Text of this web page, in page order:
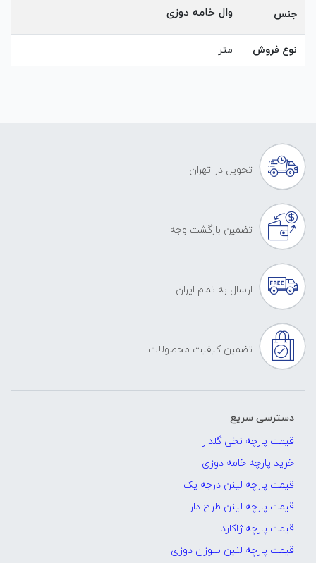
جنس وال خامه دوزی
نوع فروش متر
تحویل در تهران
تضمین بازگشت وجه
ارسال به تمام ایران
تضمین کیفیت محصولات
دسترسی سریع
قیمت پارچه نخی گلدار
خرید پارچه خامه دوزی
قیمت پارچه لینن درجه یک
قیمت پارچه لینن طرح دار
قیمت پارچه ژاکارد
قیمت پارچه لنین سوزن دوزی